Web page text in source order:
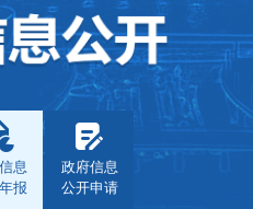
息
报
政府信息
公开申请